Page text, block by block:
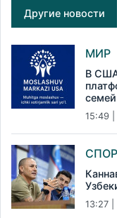
Другие новости
МИР
В США
семей
15:49
13:27 |